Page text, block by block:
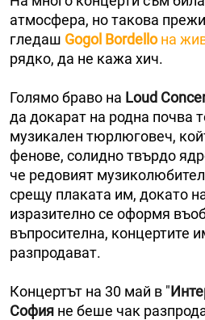
атмосфера, но такова
гледаш Gogol Bordelloна
рядко, да не кажа хич.
Голямо браво на Loud
да докарат на родна почва
музикален тюрлюговеч,
фенове, солидно твърдо
че редовият
срещу плаката им, докато
изразително се оформя
въпросителна, концертите
разпродават.
Концертът на 30 май в "
София не беше чак